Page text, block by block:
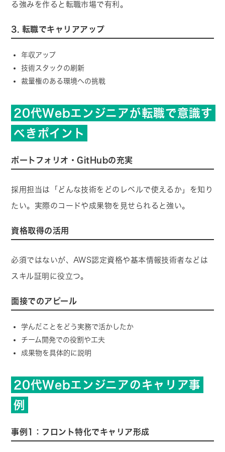
る強みを作ると転職市場で有利。
3. 転職でキャリアアップ
年収アップ
技術スタックの刷新
裁量権のある環境への挑戦
20代Webエンジニアが転職で意識す
べきポイント
ポートフォリオ・GitHubの充実
採用担当は「どんな技術をどのレベルで使えるか」を知り
たい。実際のコードや成果物を見せられると強い。
資格取得の活用
必須ではないが、AWS認定資格や基本情報技術者などは
スキル証明に役立つ。
面接でのアピール
学んだことをどう実務で活かしたか
チーム開発での役割や工夫
成果物を具体的に説明
20代Webエンジニアのキャリア事
例
事例1：フロント特化でキャリア形成